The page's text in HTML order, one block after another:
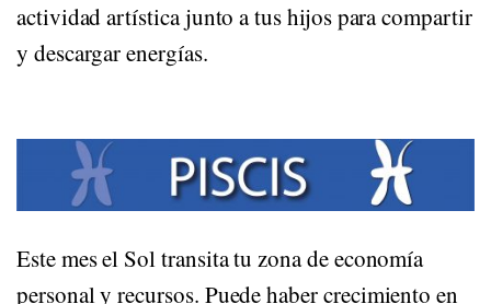
actividad artística junto a tus hijos para compartir
y descargar energías.
Este mes el Sol transita tu zona de economía
personal y recursos. Puede haber crecimiento en